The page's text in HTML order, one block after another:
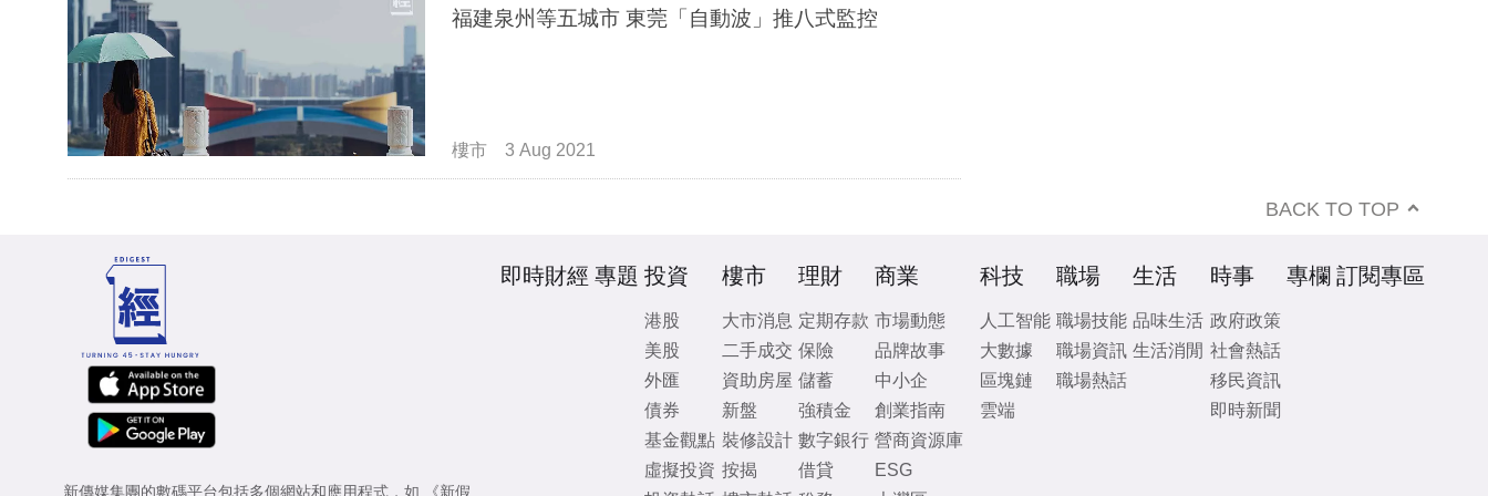
福建泉州等五城市 東莞「自動波」推八式監控
樓市 3 Aug 2021
BACK TO TOP
新傳媒集團的數碼平台包括多個網站和應用程式，如 《新假
即時財經 專題 投資
港股
美股
外匯
債券
基金觀點
虛擬投資
樓市
大市消息
二手成交
資助房屋
新盤
裝修設計
按揭
理財
定期存款
保險
儲蓄
強積金
數字銀行
借貸
商業
市場動態
品牌故事
中小企
創業指南
營商資源庫
ESG
科技
人工智能
大數據
區塊鏈
雲端
職場
職場技能
職場資訊
職場熱話
生活
品味生活
生活消閒
時事
政府政策
社會熱話
移民資訊
即時新聞
專欄 訂閱專區